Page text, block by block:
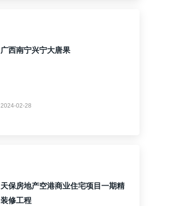
广西南宁兴宁大唐果
2024-02-28
天保房地产空港商业住宅项目一期精
装修工程